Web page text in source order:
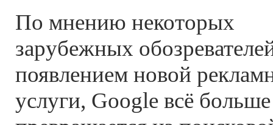
По мнению некоторых
зарубежных
появлением новой
услуги, Google всё больше